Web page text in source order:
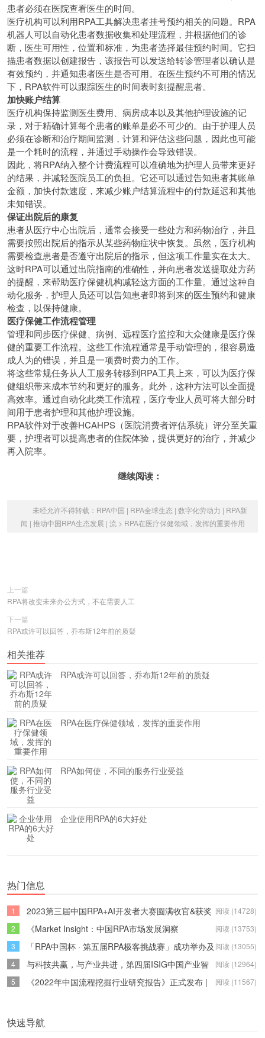
患者必须在医院查看医生的时间。
医疗机构可以利用RPA工具解决患者挂号预约相关的问题。RPA
机器人可以自动化患者数据收集和处理流程，并根据他们的诊
断，医生可用性，位置和标准，为患者选择最佳预约时间。它扫
描患者数据以创建报告，该报告可以发送给转诊管理者以确认是
有效预约，并通知患者医生是否可用。在医生预约不可用的情况
下，RPA软件可以跟踪医生的时间表时刻提醒患者。
加快账户结算
医疗机构保持监测医生费用、病房成本以及其他护理设施的记
录，对于精确计算每个患者的账单是必不可少的。由于护理人员
必须在诊断和治疗期间监测，计算和评估这些问题，因此也可能
是一个耗时的流程，并通过手动操作会导致错误。
因此，将RPA纳入整个计费流程可以准确地为护理人员带来更好
的结果，并减轻医院员工的负担。它还可以通过告知患者其账单
金额，加快付款速度，来减少账户结算流程中的付款延迟和其他
未知错误。
保证出院后的康复
患者从医疗中心出院后，通常会接受一些处方和药物治疗，并且
需要按照出院后的指示从某些药物症状中恢复。虽然，医疗机构
需要检查患者是否遵守出院后的指示，但这项工作量实在太大。
这时RPA可以通过出院指南的准确性，并向患者发送提取处方药
的提醒，来帮助医疗保健机构减轻这方面的工作量。通过这种自
动化服务，护理人员还可以告知患者即将到来的医生预约和健康
检查，以保持健康。
医疗保健工作流程管理
管理和同步医疗保健、病例、远程医疗监控和大众健康是医疗保
健的重要工作流程。这些工作流程通常是手动管理的，很容易造
成人为的错误，并且是一项费时费力的工作。
将这些常规任务从人工服务转移到RPA工具上来，可以为医疗保
健组织带来成本节约和更好的服务。此外，这种方法可以全面提
高效率。通过自动化此类工作流程，医疗专业人员可将大部分时
间用于患者护理和其他护理设施。
RPA软件对于改善HCAHPS（医院消费者评估系统）评分至关重
要，护理者可以提高患者的住院体验，提供更好的治疗，并减少
再入院率。
继续阅读：
未经允许不得转载： RPA中国 | RPA全球生态 | 数字化劳动力 | RPA新
闻 | 推动中国RPA生态发展 | 流 > RPA在医疗保健领域，发挥的重要作用
上一篇
RPA将改变未来办公方式，不在需要人工
下一篇
RPA或许可以回答，乔布斯12年前的质疑
相关推荐
RPA或许可以回答，乔布斯12年前的质疑
RPA在医疗保健领域，发挥的重要作用
RPA如何使，不同的服务行业受益
企业使用RPA的6大好处
热门信息
阅读 (14728)
1
2023第三届中国RPA+AI开发者大赛圆满收官&获奖
名单公示
阅读 (13753)
2
《Market Insight：中国RPA市场发展洞察
（2022）》报告正式发布 | RPA中国
阅读 (13055)
3
「RPA中国杯 · 第五届RPA极客挑战赛」成功举办及
获奖名单公示
阅读 (12964)
4
与科技共赢，与产业共进，第四届ISIG中国产业智
能大会成功召开
阅读 (11567)
5
《2022年中国流程挖掘行业研究报告》正式发布 |
快速导航